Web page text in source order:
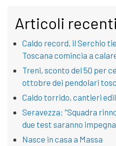
Articoli recenti
Caldo record, il Serchio
Toscana comincia a
Treni, sconto del 50 per
ottobre dei pendolari
Caldo torrido, cantieri
Seravezza: “Squadra
due test saranno
Nasce in casa a Massa